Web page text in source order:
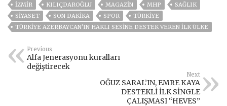
İZMIR
KILIÇDAROĞLU MAGAZİN MHP
SAĞLIK
SİYASET
SON DAKIKA SPOR
TÜRKİYE
TÜRKİYE AZERBAYCAN'IN HAKLI SESİNE DESTEK VEREN İLK ÜLKE
Previous
Alfa Jenerasyonu kuralları
değiştirecek
Next
OĞUZ SARAL’IN, EMRE KAYA
DESTEKLİ İLK SİNGLE
ÇALIŞMASI “HEVES”